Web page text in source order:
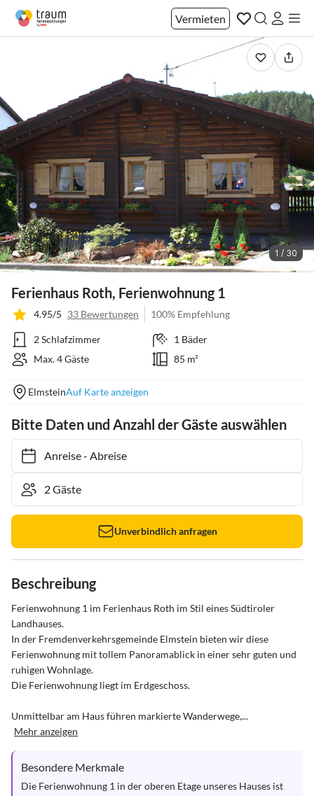
Vermieten
1 / 30
Ferienhaus Roth, Ferienwohnung 1
4.95/5 33 Bewertungen 100% Empfehlung
2 Schlafzimmer
1 Bäder
Max. 4 Gäste
85 m²
ElmsteinAuf Karte anzeigen
Bitte Daten und Anzahl der Gäste auswählen
Anreise- Abreise
Unverbindlich anfragen
Beschreibung
Ferienwohnung 1 im Ferienhaus Roth im Stil eines Südtiroler
Landhauses.
In der Fremdenverkehrsgemeinde Elmstein bieten wir diese
Ferienwohnung mit tollem Panoramablick in einer sehr guten und
ruhigen Wohnlage.
Die Ferienwohnung liegt im Erdgeschoss.
Unmittelbar am Haus führen markierte Wanderwege,...
Mehr anzeigen
Besondere Merkmale
Die Ferienwohnung 1 in der oberen Etage unseres Hauses ist